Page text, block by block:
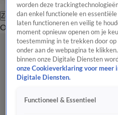
Zoeken
OverzichtRegioUitzendingen
worden deze
dan enkel functionele en
laten functioneren en veilig te
moment opnieuw openen om je
toestemming in te trekken door
onder aan de webpagina te
binnen onze Digitale Diensten
onze Cookieverklaring voor meer
Digitale Diensten.
Functioneel & Essentieel